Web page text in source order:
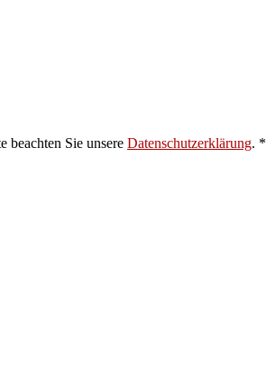
Sie unsere Datenschutzerklärung. *